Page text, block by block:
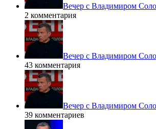
Вечер с Владимиром
2 комментария
Вечер с Владимиром
43 комментария
Вечер с Владимиром
39 комментариев